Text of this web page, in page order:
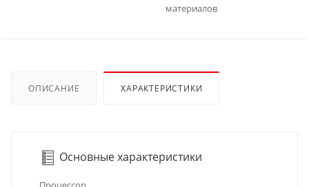
материалов
ОПИСАНИЕ ХАРАКТЕРИСТИКИ
Основные характеристики